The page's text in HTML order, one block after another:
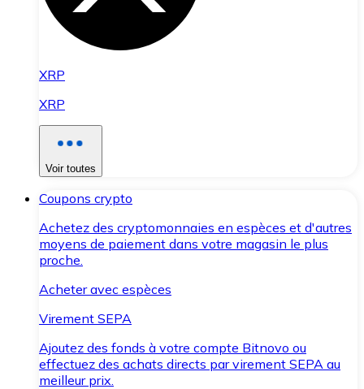
XRP
XRP
Voir toutes
Coupons crypto
Achetez des cryptomonnaies en espèces et d'autres
moyens de paiement dans votre magasin le plus
proche.
Acheter avec espèces
Virement SEPA
Ajoutez des fonds à votre compte Bitnovo ou
effectuez des achats directs par virement SEPA au
meilleur prix.